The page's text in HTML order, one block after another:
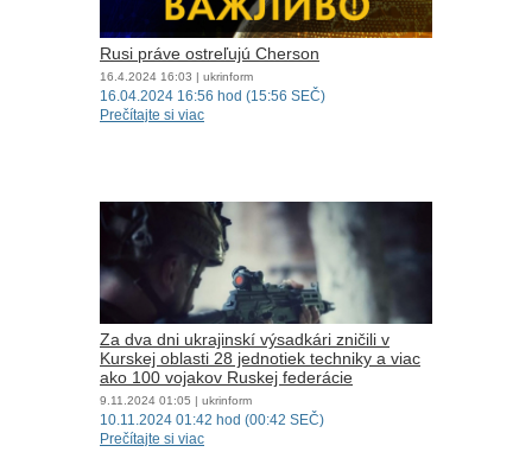
Rusi práve ostreľujú Cherson
16.4.2024 16:03 | ukrinform
16.04.2024 16:56 hod (15:56 SEČ)
Prečítajte si viac
Za dva dni ukrajinskí výsadkári zničili v
Kurskej oblasti 28 jednotiek techniky a viac
ako 100 vojakov Ruskej federácie
9.11.2024 01:05 | ukrinform
10.11.2024 01:42 hod (00:42 SEČ)
Prečítajte si viac